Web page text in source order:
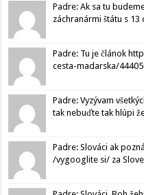
Padre: Ak sa tu
záchranármi štátu s 13
Padre: Tu je článok
cesta-madarska/
Padre: Vyzývam
tak nebuďte tak hlúpi
Padre: Slováci ak
/vygooglite si/ za